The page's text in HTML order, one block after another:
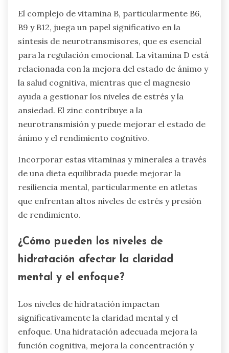
El complejo de vitamina B, particularmente B6,
B9 y B12, juega un papel significativo en la
síntesis de neurotransmisores, que es esencial
para la regulación emocional. La vitamina D está
relacionada con la mejora del estado de ánimo y
la salud cognitiva, mientras que el magnesio
ayuda a gestionar los niveles de estrés y la
ansiedad. El zinc contribuye a la
neurotransmisión y puede mejorar el estado de
ánimo y el rendimiento cognitivo.
Incorporar estas vitaminas y minerales a través
de una dieta equilibrada puede mejorar la
resiliencia mental, particularmente en atletas
que enfrentan altos niveles de estrés y presión
de rendimiento.
¿Cómo pueden los niveles de
hidratación afectar la claridad
mental y el enfoque?
Los niveles de hidratación impactan
significativamente la claridad mental y el
enfoque. Una hidratación adecuada mejora la
función cognitiva, mejora la concentración y